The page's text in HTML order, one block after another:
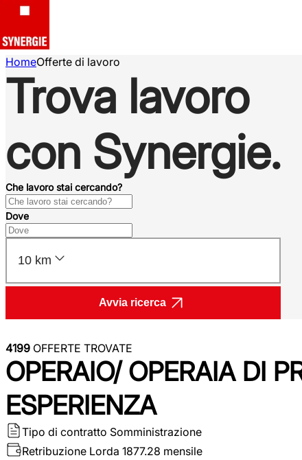
HomeOfferte di lavoro
Trova lavoro
con Synergie.
Che lavoro stai cercando?
Dove
10 km
Avvia ricerca
4199 OFFERTE TROVATE
OPERAIO/ OPERAIA DI
ESPERIENZA
Tipo di contratto Somministrazione
Retribuzione Lorda 1877.28 mensile